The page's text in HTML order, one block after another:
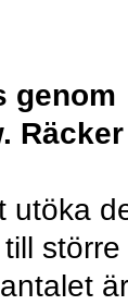
genom
Räcker
utöka
större
är